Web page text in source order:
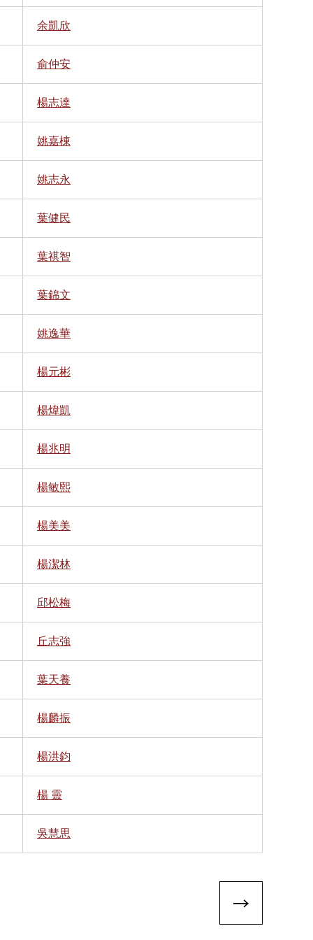
余凱欣
俞仲安
楊志達
姚嘉棟
姚志永
葉健民
葉祺智
葉錦文
姚逸華
楊元彬
楊煒凱
楊兆明
楊敏熙
楊美美
楊潔林
邱松梅
丘志強
葉天養
楊麟振
楊洪鈞
楊 靈
吳慧思